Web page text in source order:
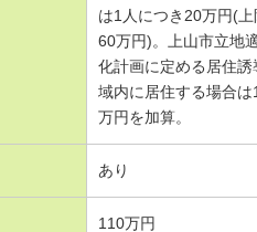
は1人につき20万円(上
60万円)。上山市立地
化計画に定める居住誘
域内に居住する場合は
万円を加算。
あり
110万円